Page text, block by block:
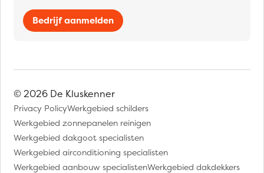
Bedrijf aanmelden
© 2026 De Kluskenner
Privacy PolicyWerkgebied schilders
Werkgebied zonnepanelen reinigen
Werkgebied dakgoot specialisten
Werkgebied airconditioning specialisten
Werkgebied aanbouw specialistenWerkgebied dakdekkers